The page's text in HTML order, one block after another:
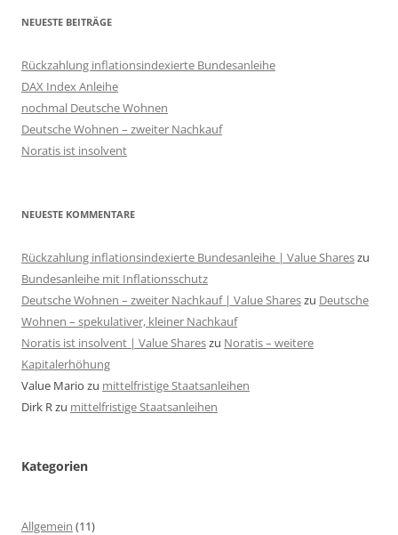
NEUESTE BEITRÄGE
Rückzahlung inflationsindexierte Bundesanleihe
DAX Index Anleihe
nochmal Deutsche Wohnen
Deutsche Wohnen – zweiter Nachkauf
Noratis ist insolvent
NEUESTE KOMMENTARE
Rückzahlung inflationsindexierte Bundesanleihe | Value Shareszu
Bundesanleihe mit Inflationsschutz
Deutsche Wohnen – zweiter Nachkauf | Value Shareszu Deutsche
Wohnen – spekulativer, kleiner Nachkauf
Noratis ist insolvent | Value Shareszu Noratis – weitere
Kapitalerhöhung
Value Mario zu mittelfristige Staatsanleihen
Dirk Rzu mittelfristige Staatsanleihen
Kategorien
Allgemein (11)